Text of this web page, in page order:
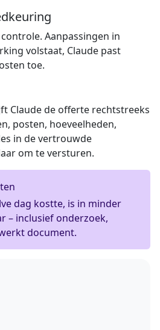
Aanpassingen in
volstaat, Claude past
toe.
Claude de offerte rechtstreeks
posten, hoeveelheden,
in de vertrouwde
om te versturen.
dag kostte, is in minder
– inclusief onderzoek,
document.